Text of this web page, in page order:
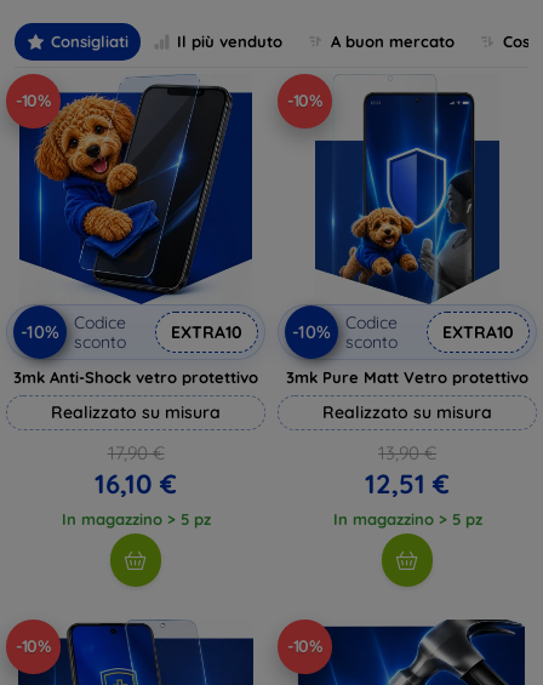
Consigliati Il più venduto A buon mercato
-10%
-10%
Codice
sconto
EXTRA10
3mk Anti-Shock vetro protettivo
Realizzato su misura
17,90 €
16,10 €
In magazzino > 5 pz
-10%
-10%
Codice
sconto
EXTRA10
3mk Pure Matt Vetro protettivo
Realizzato su misura
13,90 €
12,51 €
In magazzino > 5 pz
-10% -10%